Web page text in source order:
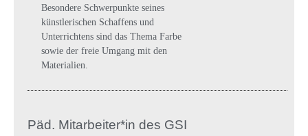
Besondere Schwerpunkte seines
künstlerischen Schaffens und
Unterrichtens sind das Thema Farbe
sowie der freie Umgang mit den
Materialien.
Päd. Mitarbeiter*in des GSI